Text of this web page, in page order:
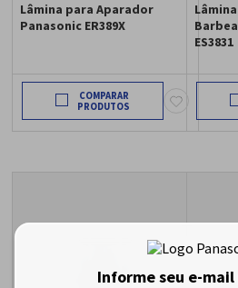
Informe seu e-
Lâmina para Aparador
Panasonic ER389X
COMPARAR
ES3831